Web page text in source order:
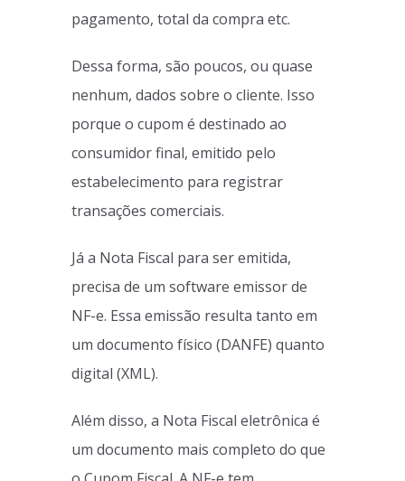
pagamento, total da compra etc.
Dessa forma, são poucos, ou quase
nenhum, dados sobre o cliente. Isso
porque o cupom é destinado ao
consumidor final, emitido pelo
estabelecimento para registrar
transações comerciais.
Já a Nota Fiscal para ser emitida,
precisa de um software emissor de
NF-e. Essa emissão resulta tanto em
um documento físico (DANFE) quanto
digital (XML).
Além disso, a Nota Fiscal eletrônica é
um documento mais completo do que